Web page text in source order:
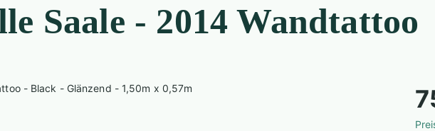
Saale - 2014 Wandtattoo